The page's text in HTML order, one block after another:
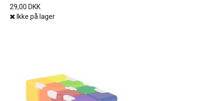
29,00 DKK
Ikke på lager